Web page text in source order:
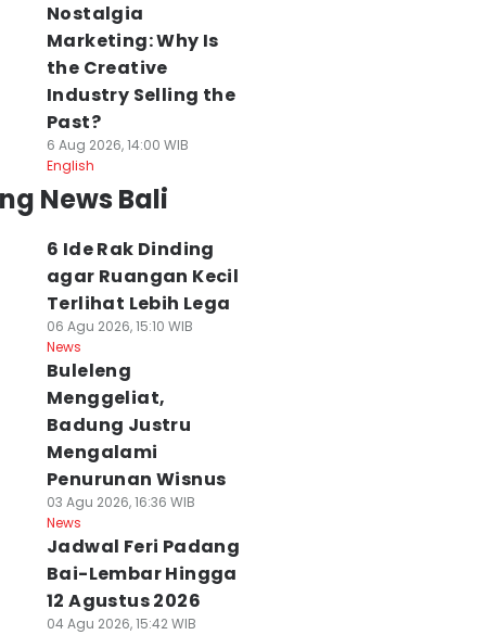
Nostalgia
Marketing: Why Is
the Creative
Industry Selling the
Past?
6 Aug 2026, 14:00 WIB
English
News Bali
6 Ide Rak Dinding
agar Ruangan Kecil
Terlihat Lebih Lega
06 Agu 2026, 15:10 WIB
News
Buleleng
Menggeliat,
Badung Justru
Mengalami
Penurunan Wisnus
03 Agu 2026, 16:36 WIB
News
Jadwal Feri Padang
Bai-Lembar Hingga
12 Agustus 2026
04 Agu 2026, 15:42 WIB